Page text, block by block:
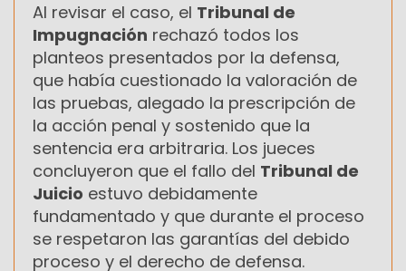
Al revisar el caso, el Tribunal de
Impugnación rechazó todos los
planteos presentados por la defensa,
que había cuestionado la valoración de
las pruebas, alegado la prescripción de
la acción penal y sostenido que la
sentencia era arbitraria. Los jueces
concluyeron que el fallo del Tribunal de
Juicio estuvo debidamente
fundamentado y que durante el proceso
se respetaron las garantías del debido
proceso y el derecho de defensa.